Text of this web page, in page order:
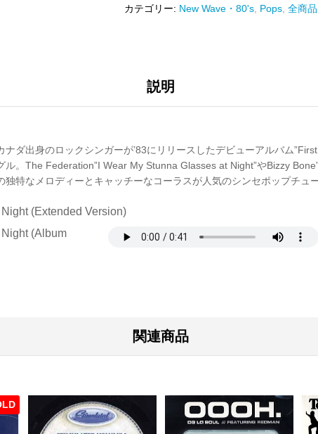
ﾄﾞ
SUNGLASSES
NIGHT
カテゴリー: New Wave・80's Pops ,全商品
説明
ナダ出身のロックシンガーが’83にリリースしたデビューアルバム
ル。The Federation”I Wear My Stunna Glasses at Night”やBizzy
独特なメロディーとキャッチーなコーラスが人気のシンセポップチュ
(Extended Version)
(Album
関連商品